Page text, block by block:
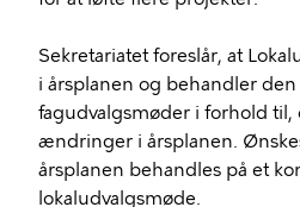
Sekretariatet foreslår, at
i årsplanen og behandler
fagudvalgsmøder i forhold til,
ændringer i årsplanen.
årsplanen behandles på et
lokaludvalgsmøde.